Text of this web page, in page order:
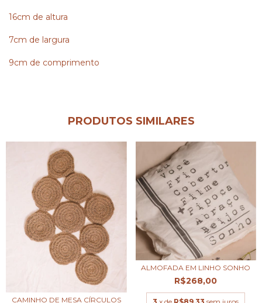
16cm de altura
7cm de largura
9cm de comprimento
PRODUTOS SIMILARES
CAMINHO DE MESA CÍRCULOS
ALMOFADA EM LINHO SONHO
R$268,00